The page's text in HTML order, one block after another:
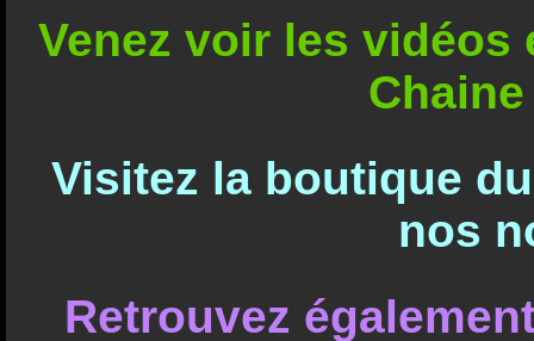
Venez voir les
Visitez la boutique
nos
Retrouvez